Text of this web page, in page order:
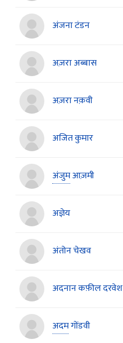
अंजना टंडन
अज़रा अब्बास
अज़रा नक़वी
अजित कुमार
अंजुमआज़मी
अज्ञेय
अंतोन चेखव
अदनान कफ़ील दरवेश
अदमगोंडवी